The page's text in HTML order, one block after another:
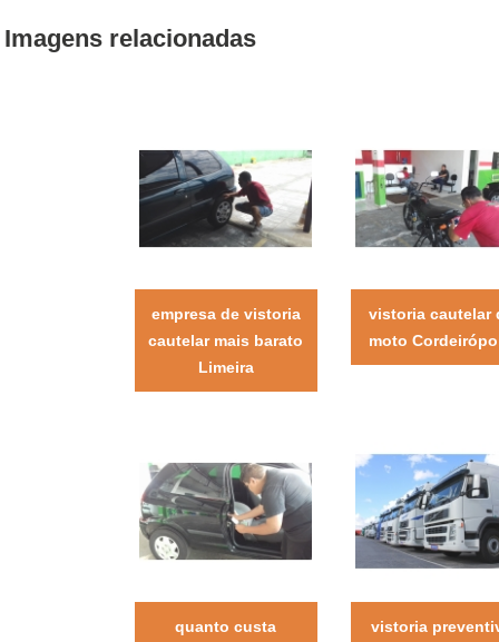
Imagens relacionadas
empresa de vistoria
cautelar mais barato
Limeira
vistoria cautelar
moto
quanto custa
vistoria